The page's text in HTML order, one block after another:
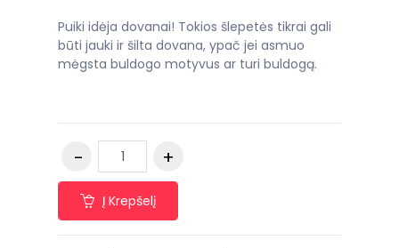
Puiki idėja dovanai! Tokios šlepetės tikrai gali
būti jauki ir šilta dovana, ypač jei asmuo
mėgsta buldogo motyvus ar turi buldogą.
Į Krepšelį